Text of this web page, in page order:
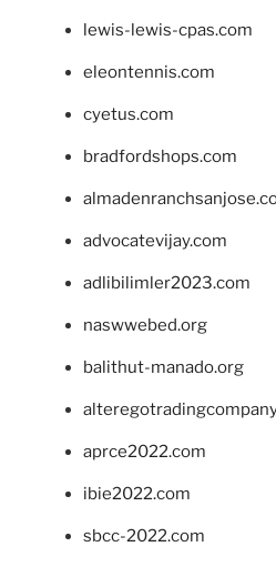
lewis-lewis-cpas.com
eleontennis.com
cyetus.com
bradfordshops.com
advocatevijay.com
adlibilimler2023.com
naswwebed.org
balithut-manado.org
aprce2022.com
ibie2022.com
sbcc-2022.com